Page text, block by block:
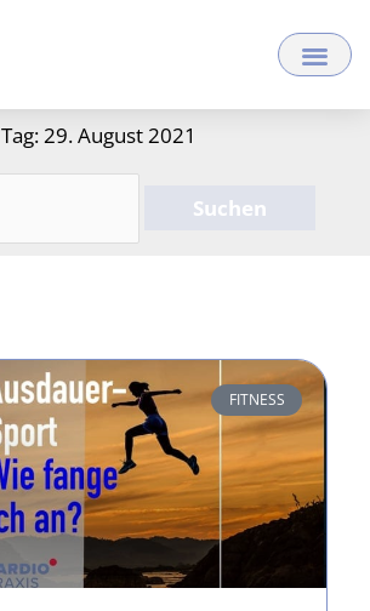
Tag: 29. August 2021
FITNESS